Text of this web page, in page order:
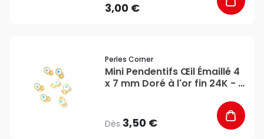
3,00 €
Perles Corner
Mini Pendentifs Œil Émaillé 4
x 7 mm Doré à l'or fin 24K - 2
Dès 3,50 €